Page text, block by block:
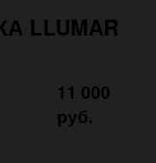
LLUMAR
11 000
руб.